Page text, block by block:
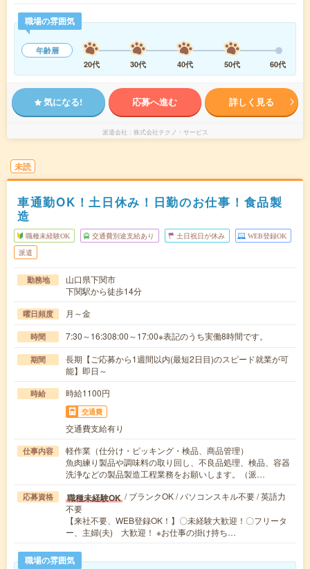
職場の雰囲気
年齢層
20代
30代 40代 50代 60代
気になる! 応募へ進む 詳しく見る
派遣会社 株式会社テクノ・サービス
未読
車通勤OK！土日休み！日勤のお仕事！食品製
造
職種未経験OK 交通費別途支給あり 土日祝日が休み WEB登録OK
派遣
勤務地
山口県下関市
下関駅から徒歩14分
曜日頻度 月～金
時間 7:30～16:308:00～17:00※表記のうち実働8時間です。
期間
長期【ご応募から1週間以内(最短2日目)のスピード就業が可
能】即日～
時給 時給1100円
交通費
交通費支給有り
仕事内容
軽作業（仕分け・ピッキング・検品、商品管理）
魚肉練り製品や調味料の取り回し、不良品処理、検品、容器
洗浄などの製品製造工程業務をお願いします。（派…
応募資格 職種未経験OK / ブランクOK / パソコンスキル不要 / 英語力
不要
【来社不要、WEB登録OK！】〇未経験大歓迎！〇フリータ
ー、主婦(夫) 大歓迎！ ※お仕事の掛け持ち…
職場の雰囲気